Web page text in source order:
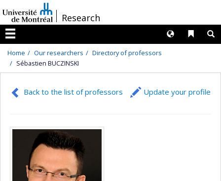
au
contenu
/Research
Menu
Liens
Langues
Home Our researchers
Directory of professors
Sébastien BUCZINSKI
Back to the list of professors Update your profile